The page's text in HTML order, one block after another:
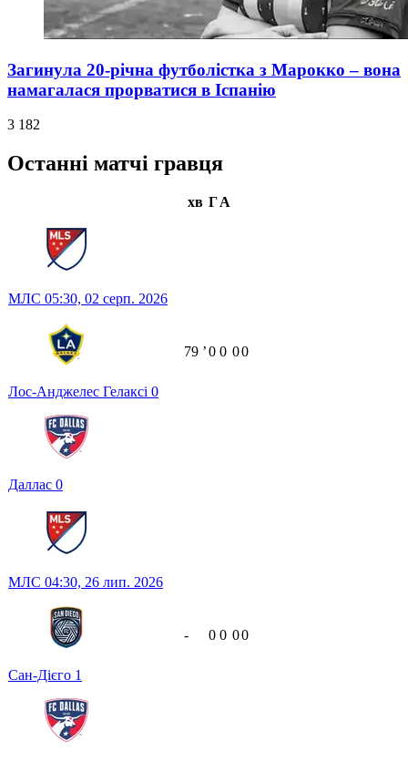
Загинула 20-річна футболістка з Марокко – вона
намагалася прорватися в Іспанію
3 182
Останні матчі гравця
хв ГА
МЛС 05:30, 02 серп. 2026
Лос-Анджелес Гелаксі 0
Даллас 0
79 ʼ0 0 00
МЛС 04:30, 26 лип. 2026
Сан-Дієго 1
- 0 0 00